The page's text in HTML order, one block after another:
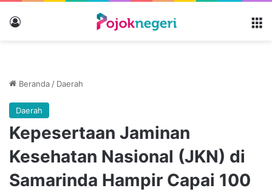
Beranda / Daerah
Daerah
Kepesertaan Jaminan
Kesehatan Nasional (JKN) di
Samarinda Hampir Capai 100